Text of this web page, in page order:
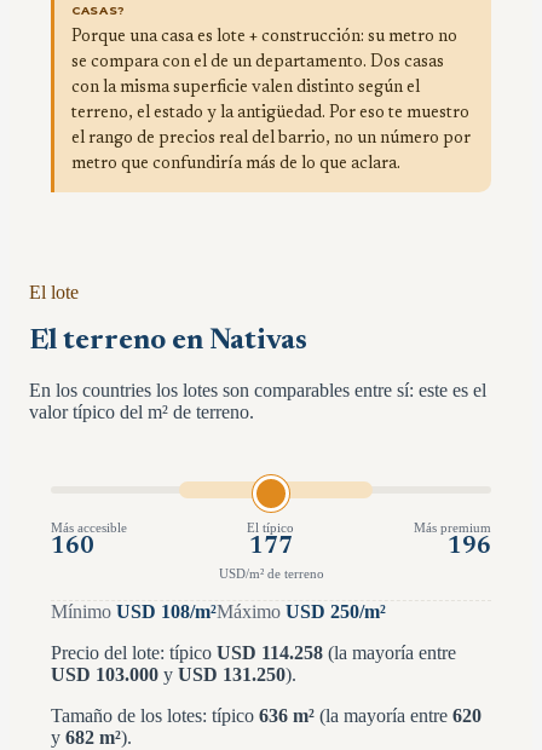
CASAS?
Porque una casa es lote + construcción: su metro no
se compara con el de un departamento. Dos casas
con la misma superficie valen distinto según el
terreno, el estado y la antigüedad. Por eso te muestro
el rango de precios real del barrio, no un número por
metro que confundiría más de lo que aclara.
El lote
El terreno en Nativas
En los countries los lotes son comparables entre sí: este es el
valor típico del m² de terreno.
Más accesible
160
El típico
177
Más premium
196
USD/m² de terreno
Mínimo USD 108/m²Máximo USD 250/m²
Precio del lote: típico USD 114.258 (la mayoría entre
USD 103.000 y USD 131.250).
Tamaño de los lotes: típico 636 m² (la mayoría entre 620
y 682 m²).